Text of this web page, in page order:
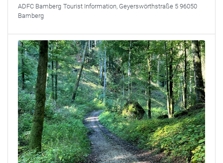
ADFC Bamberg Tourist Information, Geyerswörthstraße 5 96050
Bamberg